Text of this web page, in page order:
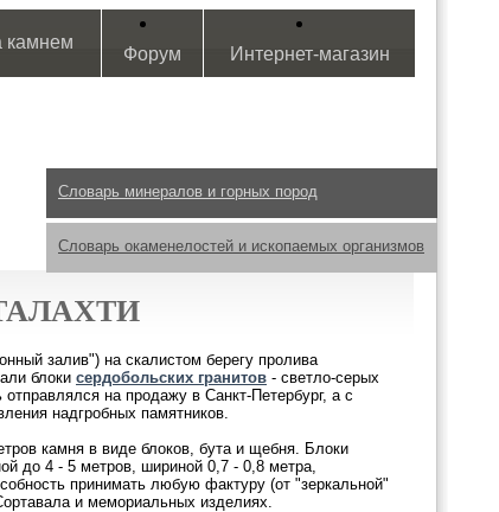
камнем
Форум Интернет-магазин
Словарь минералов и горных пород
Словарь окаменелостей и ископаемых организмов
залив") на скалистом берегу пролива
блоки сердобольских гранитов - светло-серых
на продажу в Санкт-Петербург, а с
надгробных памятников.
камня в виде блоков, бута и щебня. Блоки
до 4 - 5 метров, шириной 0,7 - 0,8 метра,
принимать любую фактуру (от "зеркальной"
и мемориальных изделиях.